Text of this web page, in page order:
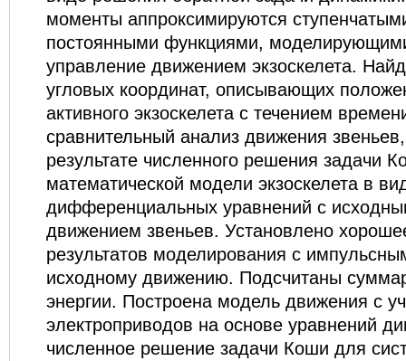
моменты аппроксимируются
постоянными функциями,
управление движением экзоскелета.
угловых координат, описывающих
активного экзоскелета с течением
сравнительный анализ движения
результате численного решения задачи
математической модели экзоскелета в
дифференциальных уравнений с
движением звеньев. Установлено
результатов моделирования с
исходному движению. Подсчитаны
энергии. Построена модель движения с
электроприводов на основе уравнений
численное решение задачи Коши для